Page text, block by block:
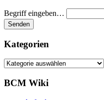
Begriff eingeben…
Kategorien
Kategorien
BCM Wiki